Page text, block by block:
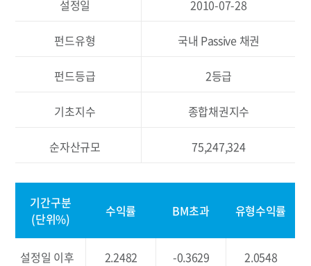
KODEX 국채선물3년인버스 삼성자산운용
RISE 국채선물10년
SOL 국고채10년
KIWOOM 통안채1년 키움투자자산
KIWOOM 물가채KIS 키움투자자산
KIWOOM 국고채3년
설정일 2010-07-28
펀드유형 국내 Passive 채권
펀드등급 2등급
기초지수 종합채권지수
순자산규모 75,247,324
기간구분
(단위%)
수익률 BM초과 유형수익률
설정일 이후 2.2482 -0.3629 2.0548